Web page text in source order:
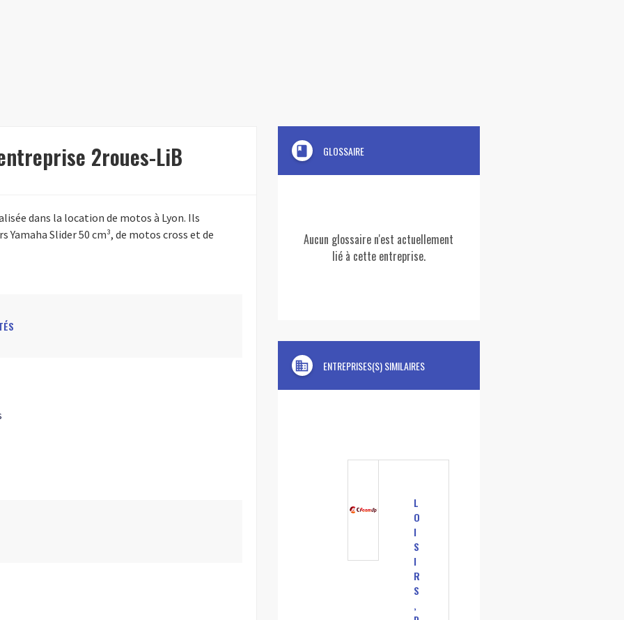
2roues-LiB
dans la location de motos à Lyon. Ils
Slider 50 cm³, de motos cross et de
book GLOSSAIRE
Aucun glossaire n'est actuellement
lié à cette entreprise.
domain ENTREPRISES(S) SIMILAIRES
L
O
I
S
I
R
S
,